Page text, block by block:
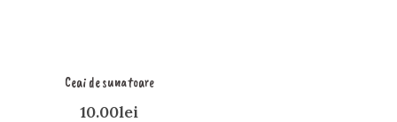
Ceai de sunatoare
10.00lei